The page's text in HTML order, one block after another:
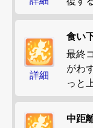
詳細
食い
最終
がわ
っと
中距